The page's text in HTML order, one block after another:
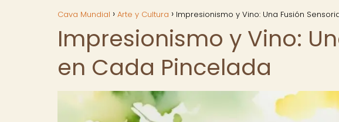
Cava Mundial Arte y Cultura Impresionismo y Vino: Una Fusión
Impresionismo y Vino:
en Cada Pincelada